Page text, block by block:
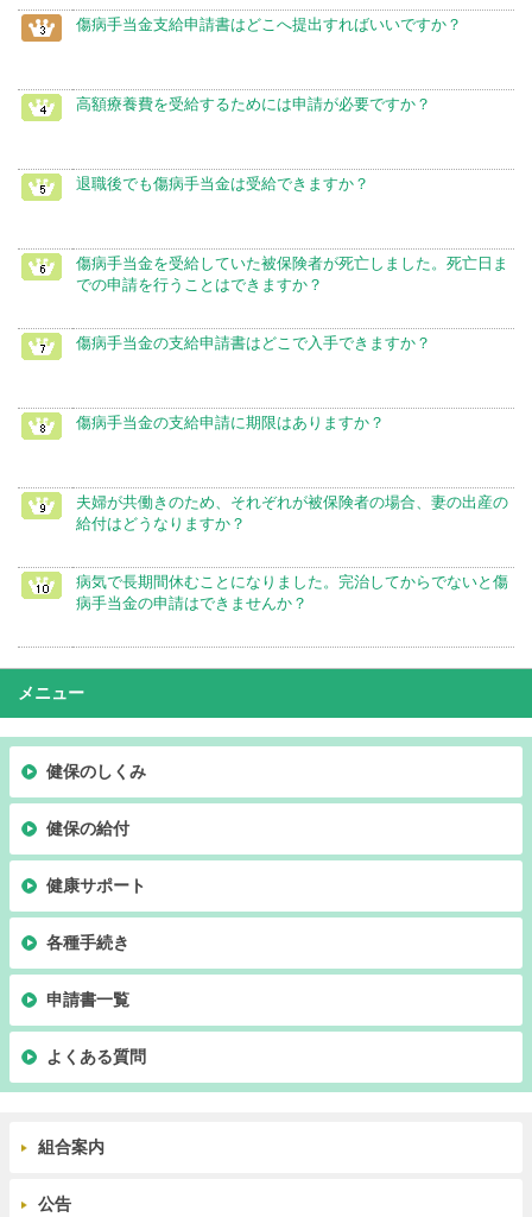
傷病手当金支給申請書はどこへ提出すればいいですか？
高額療養費を受給するためには申請が必要ですか？
退職後でも傷病手当金は受給できますか？
傷病手当金を受給していた被保険者が死亡しました。死亡日ま
での申請を行うことはできますか？
傷病手当金の支給申請書はどこで入手できますか？
傷病手当金の支給申請に期限はありますか？
夫婦が共働きのため、それぞれが被保険者の場合、妻の出産の
給付はどうなりますか？
病気で長期間休むことになりました。完治してからでないと傷
病手当金の申請はできませんか？
メニュー
健保のしくみ
健保の給付
健康サポート
各種手続き
申請書一覧
よくある質問
組合案内
公告